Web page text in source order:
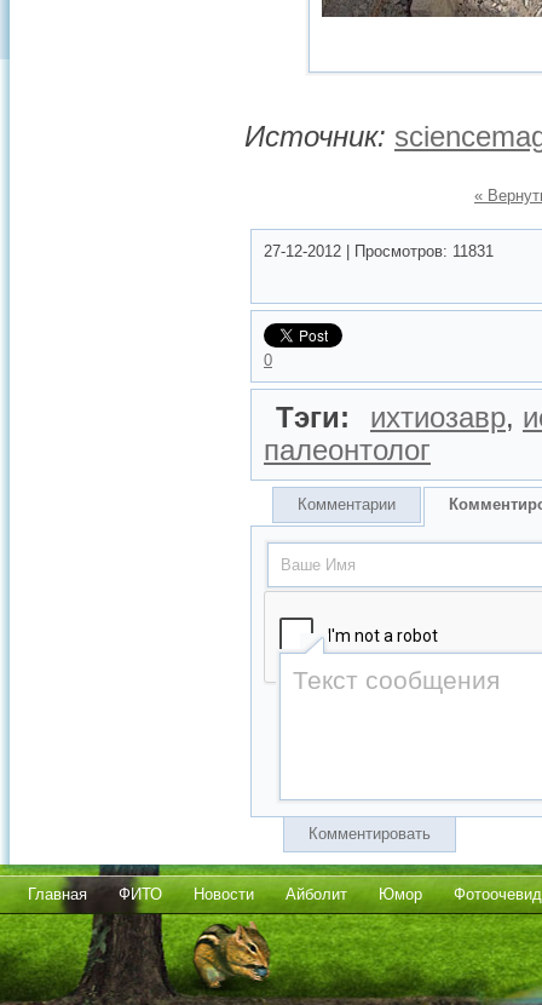
Источник:
«
27-12-2012 Просмотров: 11831
0
Тэги: ихтиозавр,
палеонтолог
Комментарии
Комментировать
Главная ФИТО Новости Айболит Юмор